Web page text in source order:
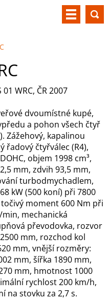
01 WRC, ČR 2007
dvoumístné kupé,
a pohon všech čtyř
Zážehový, kapalinou
řadový čtyřválec (R4),
objem 1998 cm³,
mm, zdvih 93,5 mm,
turbodmychadlem,
kW (500 koní) při 7800
moment 600 Nm při
mechanická
převodovka, rozvor
mm, rozchod kol
mm, vnější rozměry:
mm, šířka 1890 mm,
mm, hmotnost 1000
rychlost 200 km/h,
na stovku za 2,7 s.